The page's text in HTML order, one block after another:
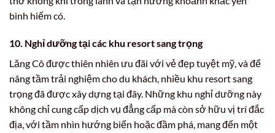
bình hiếm có.
10. Nghỉ dưỡng tại các khu resort sang trọng
Lăng Cô được thiên nhiên ưu đãi với vẻ đẹp tuyệt mỹ, và để
nâng tầm trải nghiệm cho du khách, nhiều khu resort sang
trọng đã được xây dựng tại đây. Những khu nghỉ dưỡng này
không chỉ cung cấp dịch vụ đẳng cấp mà còn sở hữu vị trí đắc
địa, với tầm nhìn hướng biển hoặc đầm phá, mang đến một